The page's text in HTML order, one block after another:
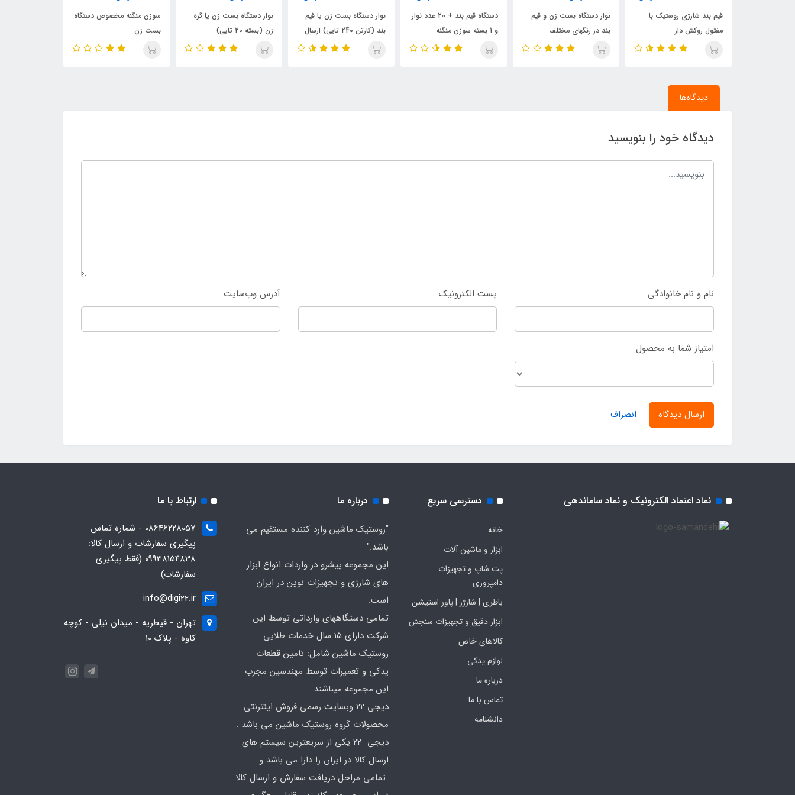
نوار دستگاه بست زن و قیم
بند در رنگهای مختلف
دستگاه قیم بند + 20 عدد نوار
و 1 بسته سوزن منگنه
نوار دستگاه بست زن یا قیم
بند (کارتن 240 تایی) ارسال
رایگان
نوار دستگاه بست زن یا گره
زن (بسته 20 تایی)
سوزن منگنه مخصوص دستگاه
بست زن
بست زن شاخه انگور و قیم
منگنه اضافه
دیدگاه‌ها
دیدگاه خود را بنویسید
نام و نام خانوادگی پست الکترونیک آدرس وب‌سایت
امتیاز شما به محصول
ارسال دیدگاه انصراف
نماد اعتماد الکترونیک و نماد ساماندهی دسترسی سریع
خانه
ابزار و ماشین آلات
پت شاپ و تجهیزات
دامپروری
باطری | شارژر | پاور استیشن
ابزار دقیق و تجهیزات سنجش
کالاهای خاص
لوازم یدکی
درباره ما
تماس با ما
دانشنامه
درباره ما
"روستیک ماشین وارد کننده مستقیم می
باشد."
این مجموعه پیشرو در واردات انواع ابزار
های شارژی و تجهیزات نوین در ایران
است.
تمامی دستگاههای وارداتی توسط این
شرکت دارای 15 سال خدمات طلایی
روستیک ماشین شامل: تامین قطعات
یدکی و تعمیرات توسط مهندسین مجرب
این مجموعه میباشند.
دیجی 22 وبسایت رسمی فروش اینترنتی
محصولات گروه روستیک ماشین می باشد .
دیجی 22 یکی از سریعترین سیستم های
ارسال کالا در ایران را دارا می باشد و
تمامی مراحل دریافت سفارش و ارسال کالا
ارتباط با ما
08646228057 - شماره تماس
پیگیری سفارشات و ارسال کالا:
09938154838 (فقط پیگیری
سفارشات)
info@digi22.ir
تهران - قیطریه - میدان نیلی - کوچه
کاوه - پلاک 10